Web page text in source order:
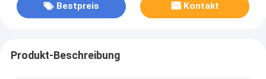
Bestpreis Kontakt
Produkt-Beschreibung